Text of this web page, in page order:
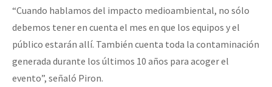
“Cuando hablamos del impacto medioambiental, no sólo
debemos tener en cuenta el mes en que los equipos y el
público estarán allí. También cuenta toda la contaminación
generada durante los últimos 10 años para acoger el
evento”, señaló Piron.